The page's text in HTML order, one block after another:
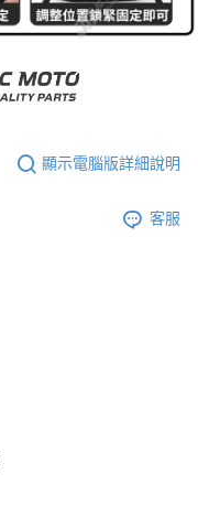
顯示電腦版詳細說明
客服